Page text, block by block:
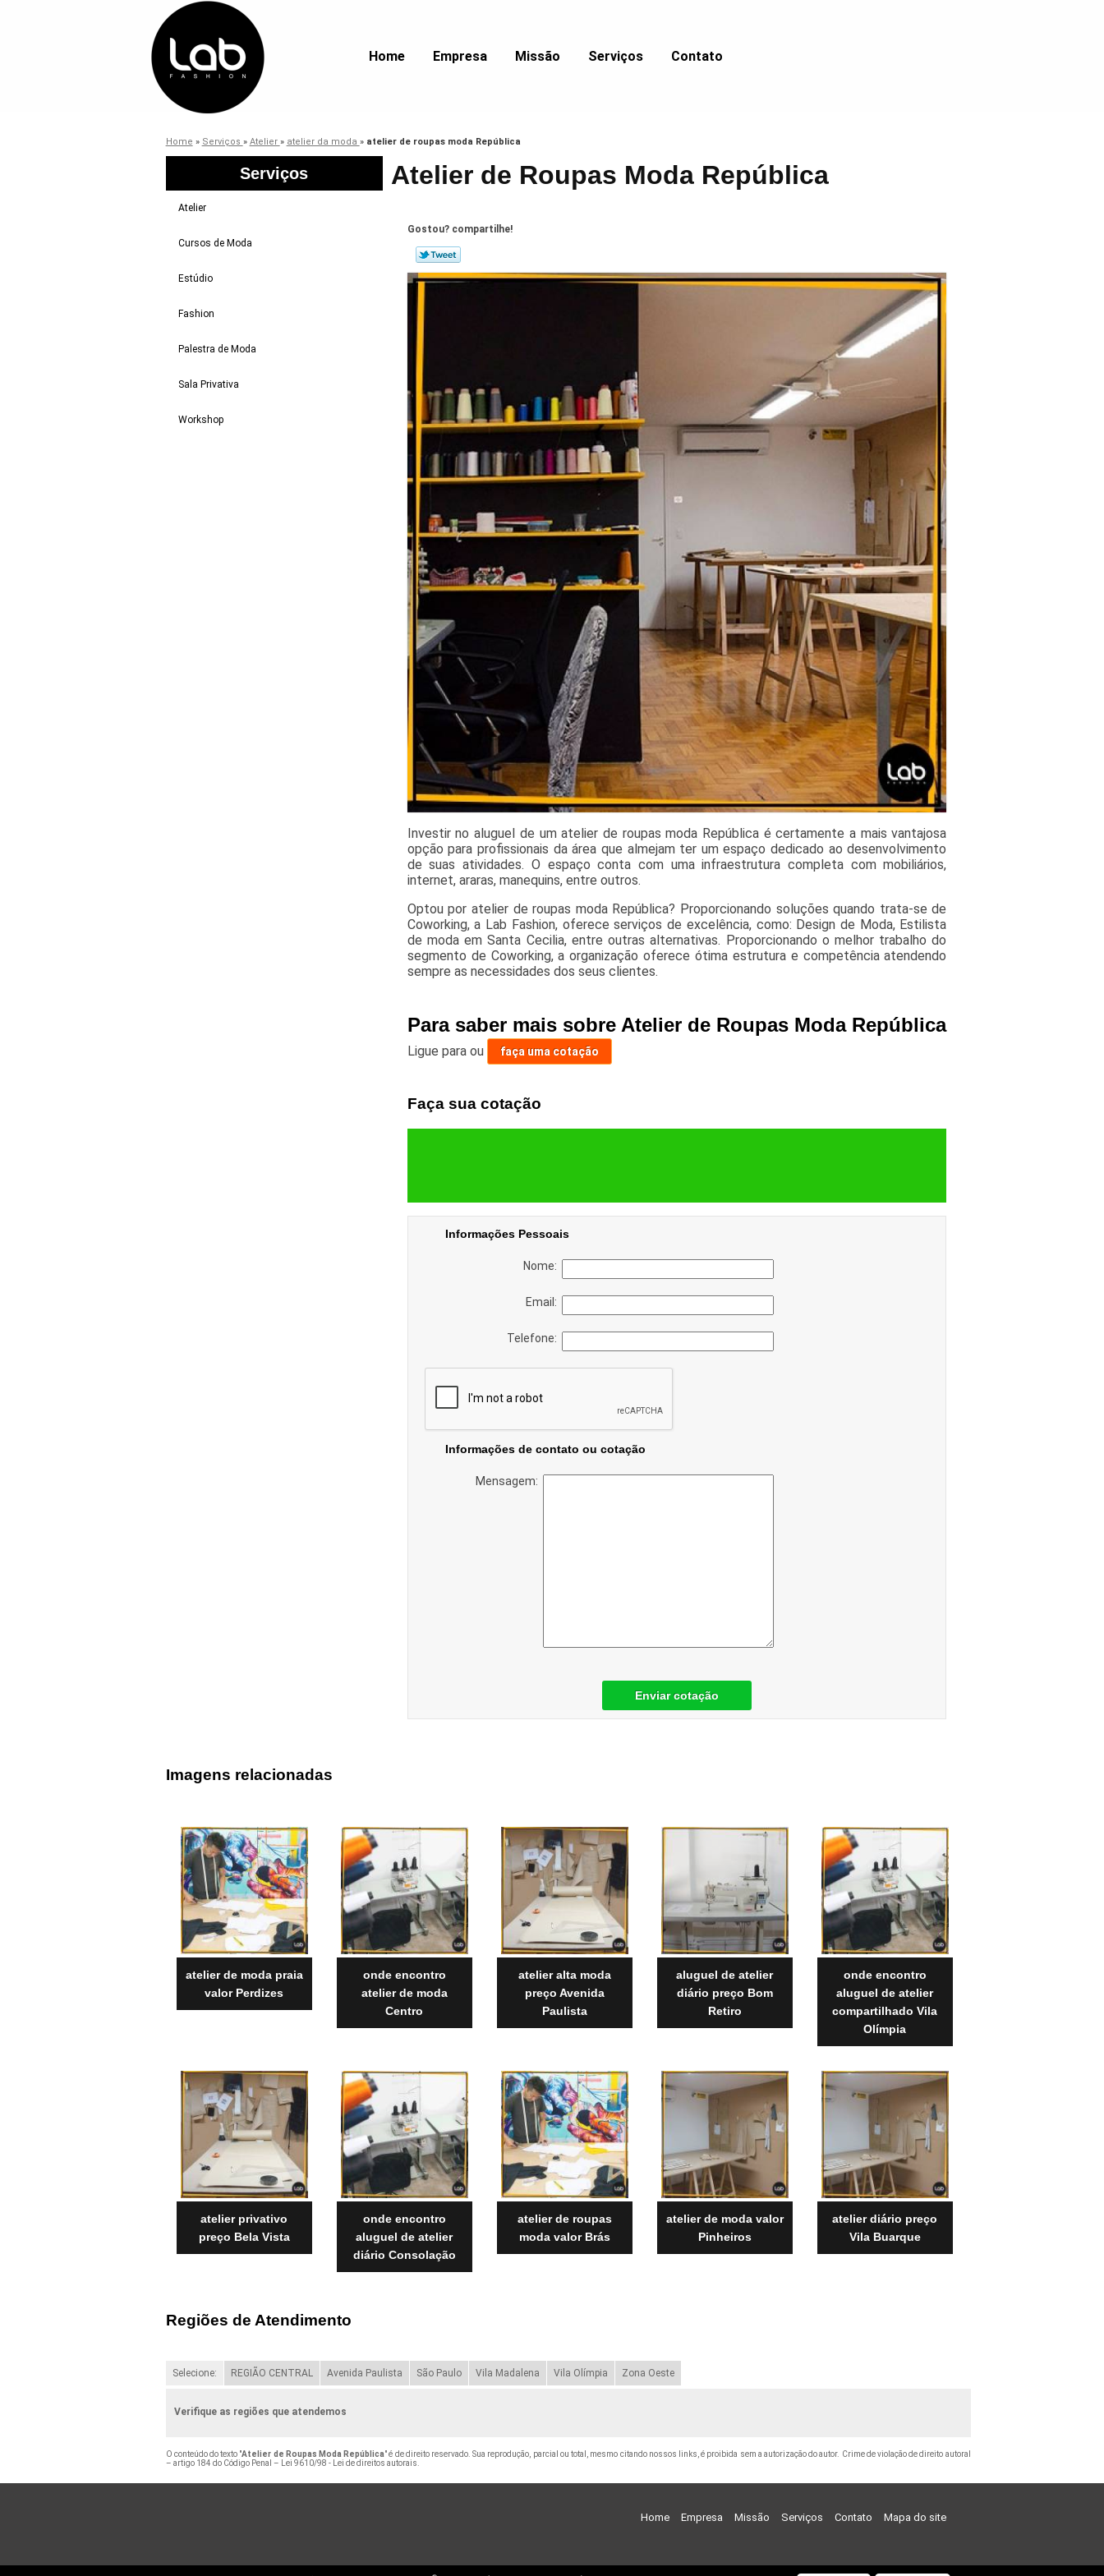
Home Empresa Missão Serviços Contato
Home » Serviços » Atelier » atelier da moda » atelier de roupas moda República
Serviços
Atelier
Cursos de Moda
Estúdio
Fashion
Palestra de Moda
Sala Privativa
Workshop
Atelier de Roupas Moda República
Gostou? compartilhe!
Investir no aluguel de um atelier de roupas moda República é certamente a mais vantajosa
opção para profissionais da área que almejam ter um espaço dedicado ao desenvolvimento
de suas atividades. O espaço conta com uma infraestrutura completa com mobiliários,
internet, araras, manequins, entre outros.
Optou por atelier de roupas moda República? Proporcionando soluções quando trata-se de
Coworking, a Lab Fashion, oferece serviços de excelência, como: Design de Moda, Estilista
de moda em Santa Cecilia, entre outras alternativas. Proporcionando o melhor trabalho do
segmento de Coworking, a organização oferece ótima estrutura e competência atendendo
sempre as necessidades dos seus clientes.
Para saber mais sobre Atelier de Roupas Moda República
Ligue para ou faça uma cotação
Faça sua cotação
Informações Pessoais
Nome:
Email:
Telefone:
Informações de contato ou cotação
Mensagem:
Enviar cotação
Imagens relacionadas
atelier de moda praia
valor Perdizes
onde encontro
atelier de moda
Centro
atelier alta moda
preço Avenida
Paulista
aluguel de atelier
diário preço Bom
Retiro
onde encontro
aluguel de atelier
compartilhado Vila
Olímpia
atelier privativo
preço Bela Vista
onde encontro
aluguel de atelier
diário Consolação
atelier de roupas
moda valor Brás
atelier de moda valor
Pinheiros
atelier diário preço
Vila Buarque
Regiões de Atendimento
Selecione: REGIÃO CENTRAL Avenida Paulista São Paulo Vila Madalena Vila Olímpia Zona Oeste
Verifique as regiões que atendemos
O conteúdo do texto "Atelier de Roupas Moda República" é de direito reservado. Sua reprodução, parcial ou total, mesmo citando nossos links, é proibida sem a autorização do autor. Crime de violação de direito autoral
– artigo 184 do Código Penal –
Lei 9610/98 - Lei de direitos autorais
Home Empresa Missão Serviços Contato Mapa do site